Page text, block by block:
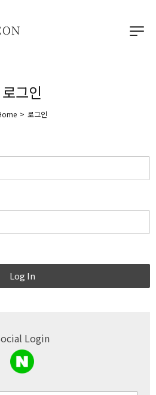
로그인
> 로그인
Log In
Login